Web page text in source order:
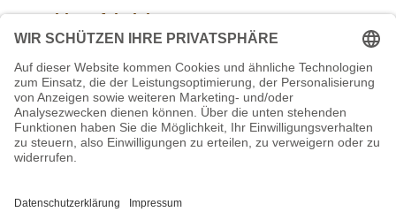
Widerrufsbelehrung
Aktuelle Stellenangebote
SCHWARZWALD